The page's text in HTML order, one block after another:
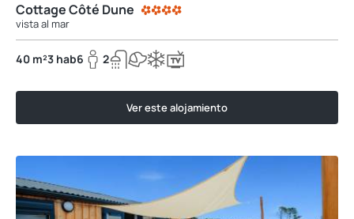
Cottage Côté Dune
vista al mar
40 m²3 hab6 2
Ver este alojamiento